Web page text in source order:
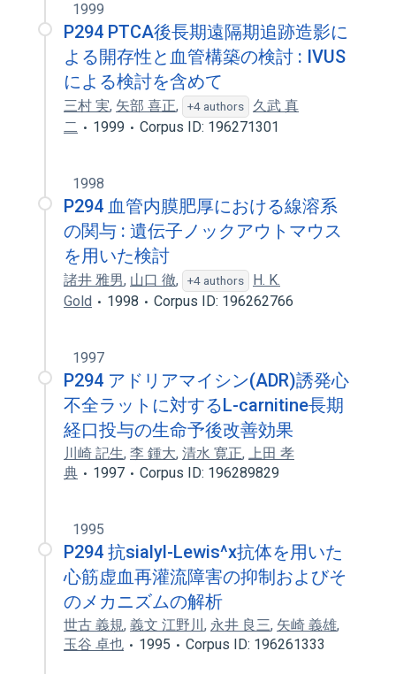
1999
P294 PTCA後長期遠隔期追跡造影に
よる開存性と血管構築の検討 : IVUS
による検討を含めて
三村 実, 矢部 喜正, +4 authors
久武 真
二
1999 Corpus ID: 196271301
1998
P294 血管内膜肥厚における線溶系
の関与 : 遺伝子ノックアウトマウス
を用いた検討
諸井 雅男, 山口 徹, +4 authors
H. K.
Gold
1998 Corpus ID: 196262766
1997
P294 アドリアマイシン(ADR)誘発心
不全ラットに対するL-carnitine長期
経口投与の生命予後改善効果
川崎 記生, 李 鍾大, 清水 寛正, 上田 孝
典
1997 Corpus ID: 196289829
1995
P294 抗sialyl-Lewis^x抗体を用いた
心筋虚血再灌流障害の抑制およびそ
のメカニズムの解析
世古 義規, 義文 江野川 , 永井 良三, 矢崎 義雄,
玉谷 卓也
1995 Corpus ID: 196261333